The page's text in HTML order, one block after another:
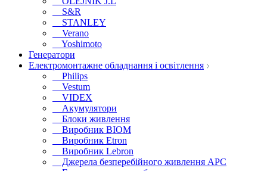
S&R
STANLEY
Verano
Yoshimoto
Генератори
Електромонтажне обладнання і освітлення
Philips
Vestum
VIDEX
Акумулятори
Блоки живлення
Виробник BIOM
Виробник Etron
Виробник Lebron
Джерела безперебійного живлення APC